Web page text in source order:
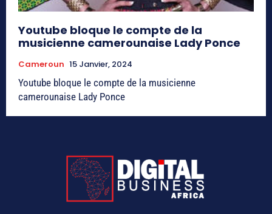
Youtube bloque le compte de la
musicienne camerounaise Lady Ponce
Cameroun 15 Janvier, 2024
Youtube bloque le compte de la musicienne
camerounaise Lady Ponce